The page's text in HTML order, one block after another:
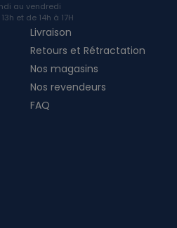
au vendredi
et de 14h à 17H
Livraison
Retours et Rétractation
Nos magasins
Nos revendeurs
FAQ